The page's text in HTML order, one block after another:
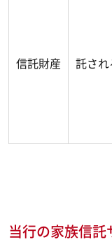
信託財産 託さ
当行の家族信